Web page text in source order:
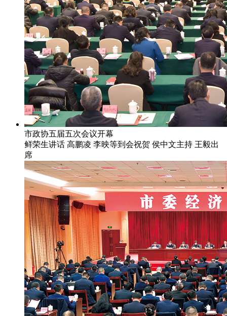
市政协五届五次会议开幕
鲜荣生讲话 高鹏凌 李映等到会祝贺 侯中文主持 王毅出
席